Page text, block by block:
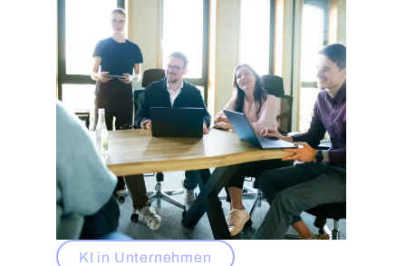
KI in Unternehmen